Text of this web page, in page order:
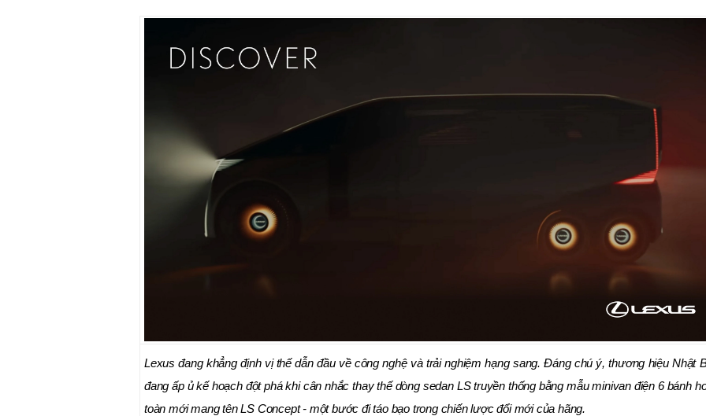
Lexus đang khẳng định vị thế dẫn đầu về công nghệ và trải nghiệm hạng sang. Đáng chú ý, thương hiệu Nhật
đang ấp ủ kế hoạch đột phá khi cân nhắc thay thế dòng sedan LS truyền thống bằng mẫu minivan điện 6 bánh
toàn mới mang tên LS Concept - một bước đi táo bạo trong chiến lược đổi mới của hãng.